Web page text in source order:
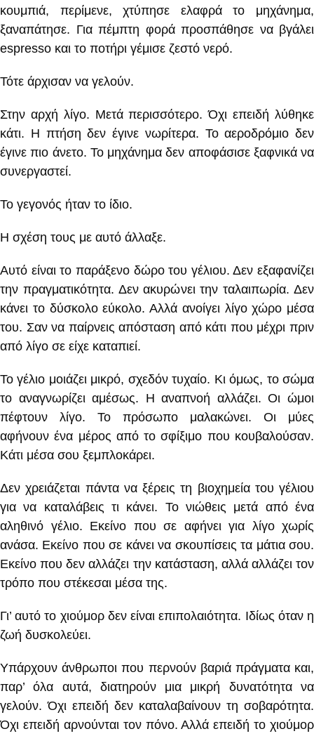
κουμπιά, περίμενε, χτύπησε ελαφρά το μηχάνημα,
ξαναπάτησε. Για πέμπτη φορά προσπάθησε να βγάλει
espresso και το ποτήρι γέμισε ζεστό νερό.
Τότε άρχισαν να γελούν.
Στην αρχή λίγο. Μετά περισσότερο. Όχι επειδή λύθηκε
κάτι. Η πτήση δεν έγινε νωρίτερα. Το αεροδρόμιο δεν
έγινε πιο άνετο. Το μηχάνημα δεν αποφάσισε ξαφνικά να
συνεργαστεί.
Το γεγονός ήταν το ίδιο.
Η σχέση τους με αυτό άλλαξε.
Αυτό είναι το παράξενο δώρο του γέλιου. Δεν εξαφανίζει
την πραγματικότητα. Δεν ακυρώνει την ταλαιπωρία. Δεν
κάνει το δύσκολο εύκολο. Αλλά ανοίγει λίγο χώρο μέσα
του. Σαν να παίρνεις απόσταση από κάτι που μέχρι πριν
από λίγο σε είχε καταπιεί.
Το γέλιο μοιάζει μικρό, σχεδόν τυχαίο. Κι όμως, το σώμα
το αναγνωρίζει αμέσως. Η αναπνοή αλλάζει. Οι ώμοι
πέφτουν λίγο. Το πρόσωπο μαλακώνει. Οι μύες
αφήνουν ένα μέρος από το σφίξιμο που κουβαλούσαν.
Κάτι μέσα σου ξεμπλοκάρει.
Δεν χρειάζεται πάντα να ξέρεις τη βιοχημεία του γέλιου
για να καταλάβεις τι κάνει. Το νιώθεις μετά από ένα
αληθινό γέλιο. Εκείνο που σε αφήνει για λίγο χωρίς
ανάσα. Εκείνο που σε κάνει να σκουπίσεις τα μάτια σου.
Εκείνο που δεν αλλάζει την κατάσταση, αλλά αλλάζει τον
τρόπο που στέκεσαι μέσα της.
Γι’ αυτό το χιούμορ δεν είναι επιπολαιότητα. Ιδίως όταν η
ζωή δυσκολεύει.
Υπάρχουν άνθρωποι που περνούν βαριά πράγματα και,
παρ’ όλα αυτά, διατηρούν μια μικρή δυνατότητα να
γελούν. Όχι επειδή δεν καταλαβαίνουν τη σοβαρότητα.
Όχι επειδή αρνούνται τον πόνο. Αλλά επειδή το χιούμορ